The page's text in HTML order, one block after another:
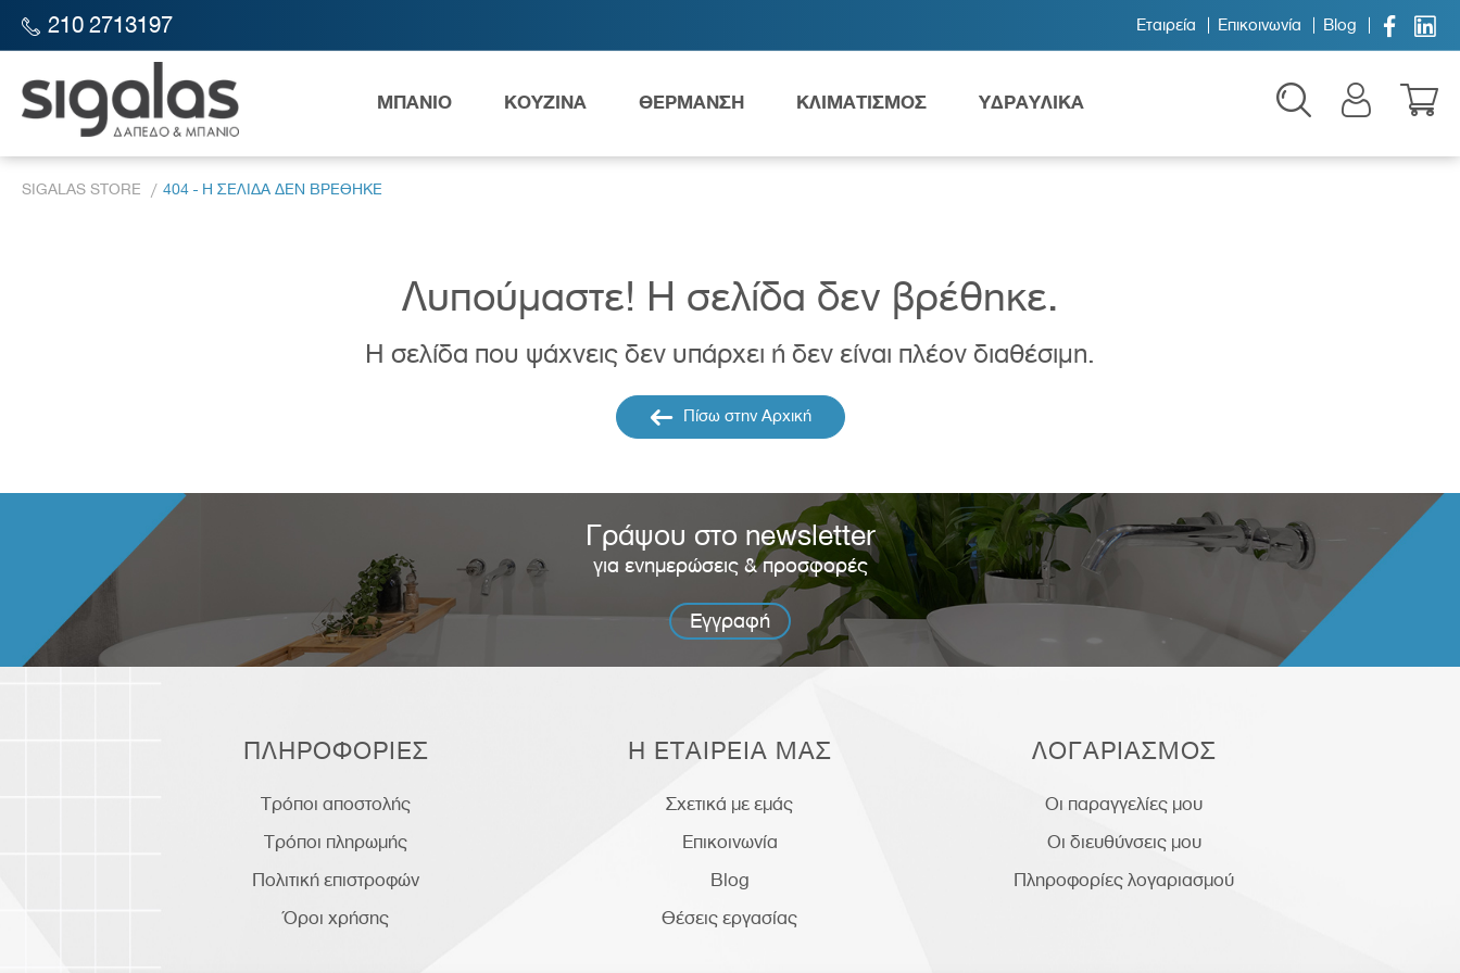
210 2713197 Εταιρεία Επικοινωνία Blog  
ΜΠΑΝΙΟ
Λεκάνες Νιπτήρες AMEA
ΚΟΥΖΙΝΑ ΘΕΡΜΑΝΣΗ ΚΛΙΜΑΤΙΣΜΟΣ ΥΔΡΑΥΛΙΚΑ
SIGALAS STORE 404 - Η ΣΕΛΙΔΑ ΔΕΝ ΒΡΕΘΗΚΕ
Λυπούμαστε! H σελίδα δεν βρέθηκε.
Η σελίδα που ψάχνεις δεν υπάρχει ή δεν είναι πλέον διαθέσιμη.
Πίσω στην Αρχική
Γράψου στο newsletter
για ενημερώσεις & προσφορές
Εγγραφή
ΠΛΗΡΟΦΟΡΙΕΣ
Τρόποι αποστολής
Τρόποι πληρωμής
Πολιτική επιστροφών
Όροι χρήσης
Η ΕΤΑΙΡΕΙΑ ΜΑΣ
Σχετικά με εμάς
Επικοινωνία
Blog
Θέσεις εργασίας
ΛΟΓΑΡΙΑΣΜΟΣ
Οι παραγγελίες μου
Οι διευθύνσεις μου
Πληροφορίες λογαριασμού